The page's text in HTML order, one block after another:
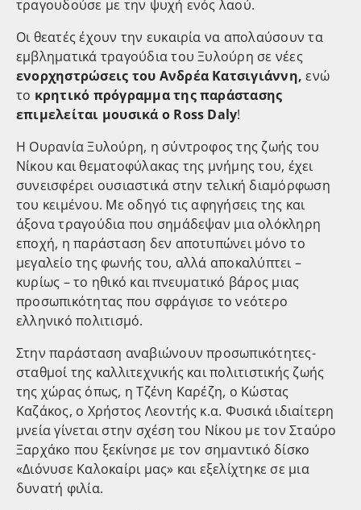
τραγουδούσε με την ψυχή ενός λαού.
Οι θεατές έχουν την ευκαιρία να απολαύσουν τα
εμβληματικά τραγούδια του Ξυλούρη σε νέες
ενορχηστρώσεις του Ανδρέα Κατσιγιάννη, ενώ
το κρητικό πρόγραμμα της παράστασης
επιμελείται μουσικά ο Ross Daly!
Η Ουρανία Ξυλούρη, η σύντροφος της ζωής του
Νίκου και θεματοφύλακας της μνήμης του, έχει
συνεισφέρει ουσιαστικά στην τελική διαμόρφωση
του κειμένου. Με οδηγό τις αφηγήσεις της και
άξονα τραγούδια που σημάδεψαν μια ολόκληρη
εποχή, η παράσταση δεν αποτυπώνει μόνο το
μεγαλείο της φωνής του, αλλά αποκαλύπτει –
κυρίως – το ηθικό και πνευματικό βάρος μιας
προσωπικότητας που σφράγισε το νεότερο
ελληνικό πολιτισμό.
Στην παράσταση αναβιώνουν προσωπικότητες-
σταθμοί της καλλιτεχνικής και πολιτιστικής ζωής
της χώρας όπως, η Τζένη Καρέζη, ο Κώστας
Καζάκος, ο Χρήστος Λεοντής κ.α. Φυσικά ιδιαίτερη
μνεία γίνεται στην σχέση του Νίκου με τον Σταύρο
Ξαρχάκο που ξεκίνησε με τον σημαντικό δίσκο
«Διόνυσε Καλοκαίρι μας» και εξελίχτηκε σε μια
δυνατή φιλία.